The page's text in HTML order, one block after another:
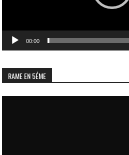
00:00
RAME EN 5ÉME